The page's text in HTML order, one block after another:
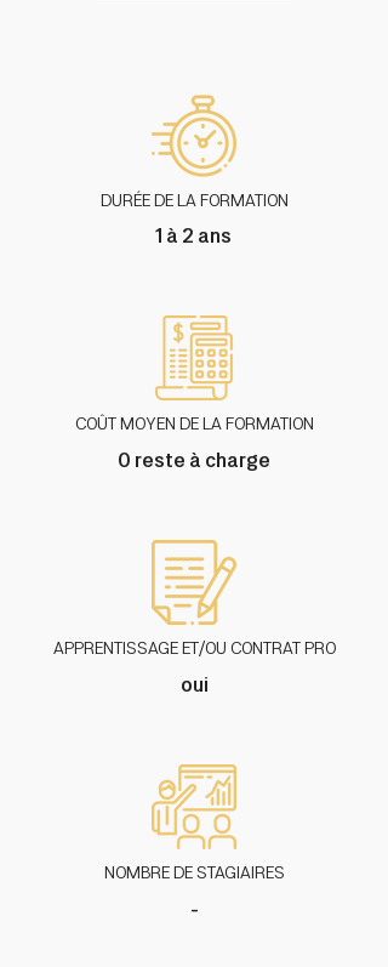
DURÉE DE LA FORMATION
1 à 2 ans
COÛT MOYEN DE LA FORMATION
0 reste à charge
APPRENTISSAGE ET/OU CONTRAT PRO
oui
NOMBRE DE STAGIAIRES
-